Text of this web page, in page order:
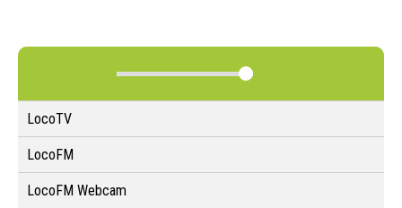
LocoTV
LocoFM
LocoFM Webcam